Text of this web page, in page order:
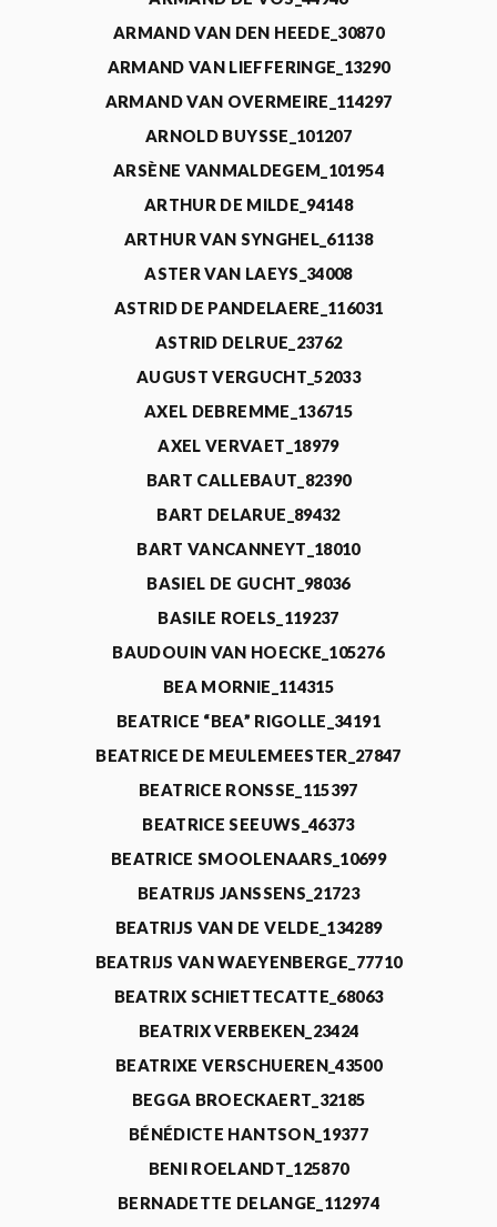
ARMAND VAN DEN HEEDE_30870
ARMAND VAN LIEFFERINGE_13290
ARMAND VAN OVERMEIRE_114297
ARNOLD BUYSSE_101207
ARSÈNE VANMALDEGEM_101954
ARTHUR DE MILDE_94148
ARTHUR VAN SYNGHEL_61138
ASTER VAN LAEYS_34008
ASTRID DE PANDELAERE_116031
ASTRID DELRUE_23762
AUGUST VERGUCHT_52033
AXEL DEBREMME_136715
AXEL VERVAET_18979
BART CALLEBAUT_82390
BART DELARUE_89432
BART VANCANNEYT_18010
BASIEL DE GUCHT_98036
BASILE ROELS_119237
BAUDOUIN VAN HOECKE_105276
BEA MORNIE_114315
BEATRICE “BEA” RIGOLLE_34191
BEATRICE DE MEULEMEESTER_27847
BEATRICE RONSSE_115397
BEATRICE SEEUWS_46373
BEATRICE SMOOLENAARS_10699
BEATRIJS JANSSENS_21723
BEATRIJS VAN DE VELDE_134289
BEATRIJS VAN WAEYENBERGE_77710
BEATRIX SCHIETTECATTE_68063
BEATRIX VERBEKEN_23424
BEATRIXE VERSCHUEREN_43500
BEGGA BROECKAERT_32185
BÉNÉDICTE HANTSON_19377
BENI ROELANDT_125870
BERNADETTE DELANGE_112974